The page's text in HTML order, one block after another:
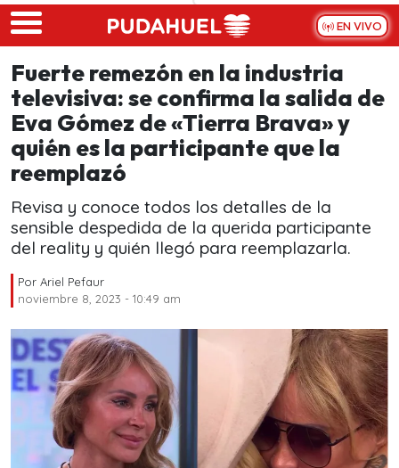
Skip to main content
EN VIVO
Fuerte remezón en la industria
televisiva: se confirma la salida de
Eva Gómez de «Tierra Brava» y
quién es la participante que la
reemplazó
Revisa y conoce todos los detalles de la
sensible despedida de la querida participante
del reality y quién llegó para reemplazarla.
Por Ariel Pefaur
noviembre 8, 2023 - 10:49 am